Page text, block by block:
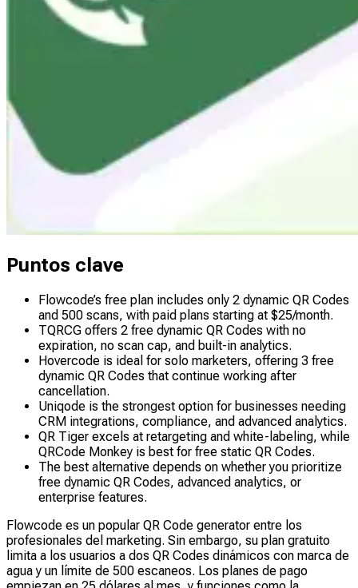
Puntos clave
Flowcode’s free plan includes only 2 dynamic QR Codes
and 500 scans, with paid plans starting at $25/month.
TQRCG offers 2 free dynamic QR Codes with no
expiration, no scan cap, and built-in analytics.
Hovercode is ideal for solo marketers, offering 3 free
dynamic QR Codes that continue working after
cancellation.
Uniqode is the strongest option for businesses needing
CRM integrations, compliance, and advanced analytics.
QR Tiger excels at retargeting and white-labeling, while
QRCode Monkey is best for free static QR Codes.
The best alternative depends on whether you prioritize
free dynamic QR Codes, advanced analytics, or
enterprise features.
Flowcode es un popular QR Code generator entre los
profesionales del marketing. Sin embargo, su plan gratuito
limita a los usuarios a dos QR Codes dinámicos con marca de
agua y un límite de 500 escaneos. Los planes de pago